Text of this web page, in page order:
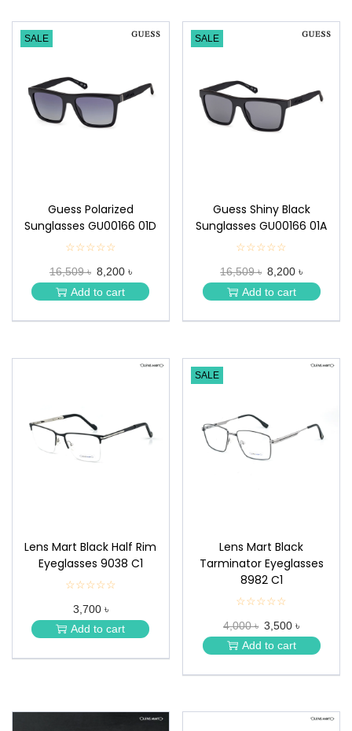
SALE
Guess Polarized
Sunglasses GU00166 01D
☆☆☆☆☆
★
★
★
★
16,509 ৳ 8,200 ৳
Add to cart
SALE
Guess Shiny Black
Sunglasses GU00166 01A
☆☆☆☆☆
★
★
★
★
16,509 ৳ 8,200 ৳
Add to cart
Lens Mart Black Half Rim
Eyeglasses 9038 C1
☆☆☆☆☆
★
★
★
★
3,700 ৳
Add to cart
SALE
Lens Mart Black
Tarminator Eyeglasses
8982 C1
☆☆☆☆☆
★
★
★
★
4,000 ৳ 3,500 ৳
Add to cart